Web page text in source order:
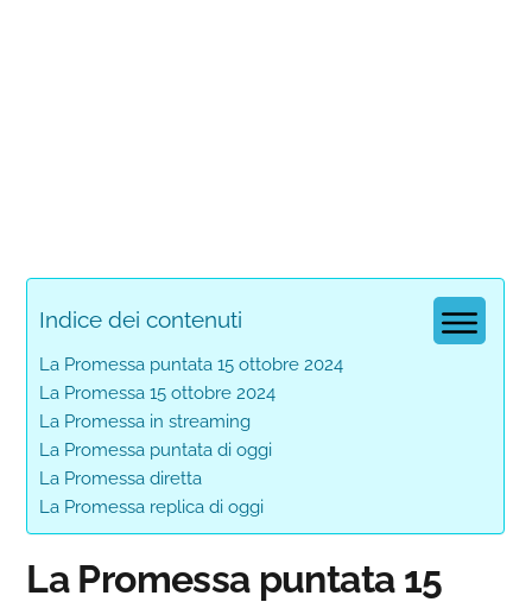
Indice dei contenuti
La Promessa puntata 15 ottobre 2024
La Promessa 15 ottobre 2024
La Promessa in streaming
La Promessa puntata di oggi
La Promessa diretta
La Promessa replica di oggi
La Promessa puntata 15